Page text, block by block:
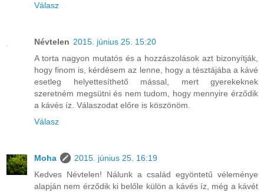
Válasz
Névtelen 2015. június 25. 15:20
A torta nagyon mutatós és a hozzászolások azt bizonyítják,
hogy finom is, kérdésem az lenne, hogy a tésztájába a kávé
esetleg helyettesíthető mással, mert gyerekeknek
szeretném megsütni és nem tudom, hogy mennyire érződik
a kávés íz. Válaszodat előre is köszönöm.
Válasz
Moha
2015. június 25. 16:19
Kedves Névtelen! Nálunk a család egyöntetű véleménye
alapján nem érződik ki belőle külön a kávés íz, még a kávét